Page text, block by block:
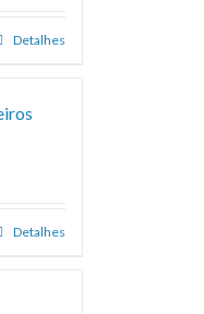
Detalhes
Detalhes